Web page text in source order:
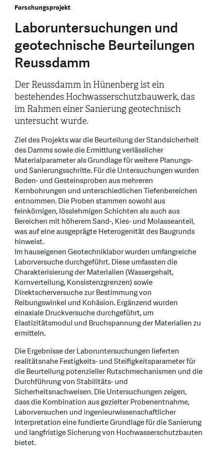
Forschungsprojekt
Laboruntersuchungen und
geotechnische Beurteilungen
Reussdamm
Der Reussdamm in Hünenberg ist ein
bestehendes Hochwasserschutzbauwerk, das
im Rahmen einer Sanierung geotechnisch
untersucht wurde.
Ziel des Projekts war die Beurteilung der Standsicherheit
des Damms sowie die Ermittlung verlässlicher
Materialparameter als Grundlage für weitere Planungs-
und Sanierungsschritte. Für die Untersuchungen wurden
Boden- und Gesteinsproben aus mehreren
Kernbohrungen und unterschiedlichen Tiefenbereichen
entnommen. Die Proben stammen sowohl aus
feinkörnigen, lösslehmigen Schichten als auch aus
Bereichen mit höherem Sand-, Kies- und Molasseanteil,
was auf eine ausgeprägte Heterogenität des Baugrunds
hinweist.
Im hauseigenen Geotechniklabor wurden umfangreiche
Laborversuche durchgeführt. Diese umfassten die
Charakterisierung der Materialien (Wassergehalt,
Kornverteilung, Konsistenzgrenzen) sowie
Direktscherversuche zur Bestimmung von
Reibungswinkel und Kohäsion. Ergänzend wurden
einaxiale Druckversuche durchgeführt, um
Elastizitätsmodul und Bruchspannung der Materialien zu
ermitteln.
Die Ergebnisse der Laboruntersuchungen lieferten
realitätsnahe Festigkeits- und Steifigkeitsparameter für
die Beurteilung potenzieller Rutschmechanismen und die
Durchführung von Stabilitäts- und
Sicherheitsnachweisen. Die Untersuchungen zeigen,
dass die Kombination aus gezielter Probenentnahme,
Laborversuchen und ingenieurwissenschaftlicher
Interpretation eine fundierte Grundlage für die Sanierung
und langfristige Sicherung von Hochwasserschutzbauten
bietet.